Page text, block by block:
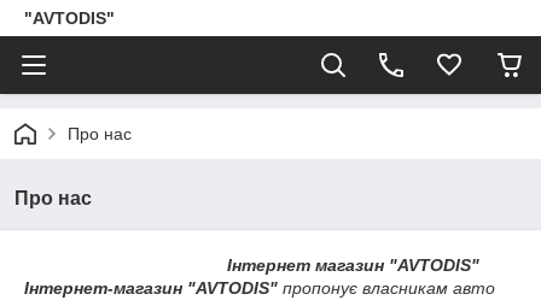
"AVTODIS"
Про нас
Про нас
Інтернет магазин "AVTODIS"
Інтернет-магазин "AVTODIS" пропонує власникам авто